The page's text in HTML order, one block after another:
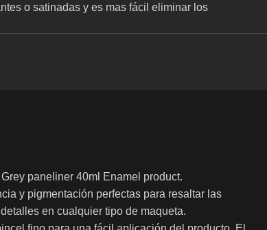
o satinadas y es mas fácil eliminar los
paneliner 40ml Enamel product.
y pigmentación perfectas para resaltar las
en cualquier tipo de maqueta.